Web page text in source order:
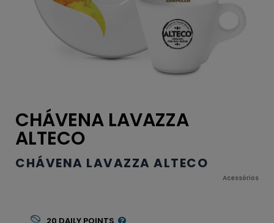
CHÁVENA LAVAZZA
ALTECO
CHÁVENA LAVAZZA ALTECO
Acessórios